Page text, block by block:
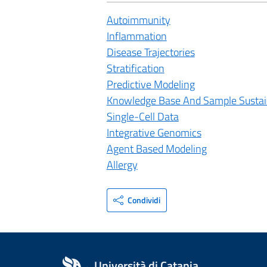
Autoimmunity
Inflammation
Disease Trajectories
Stratification
Predictive Modeling
Knowledge Base And Sample
Single-Cell Data
Integrative Genomics
Agent Based Modeling
Allergy
Condividi